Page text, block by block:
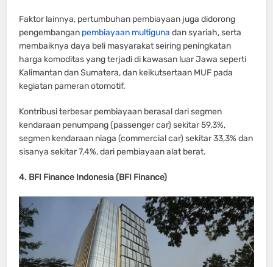
Faktor lainnya, pertumbuhan pembiayaan juga didorong
pengembangan pembiayaan multiguna dan syariah, serta
membaiknya daya beli masyarakat seiring peningkatan
harga komoditas yang terjadi di kawasan luar Jawa seperti
Kalimantan dan Sumatera, dan keikutsertaan MUF pada
kegiatan pameran otomotif.
Kontribusi terbesar pembiayaan berasal dari segmen
kendaraan penumpang (passenger car) sekitar 59,3%,
segmen kendaraan niaga (commercial car) sekitar 33,3% dan
sisanya sekitar 7,4%, dari pembiayaan alat berat.
4. BFI Finance Indonesia (BFI Finance)